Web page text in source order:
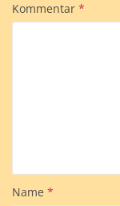
Kommentar *
Name *